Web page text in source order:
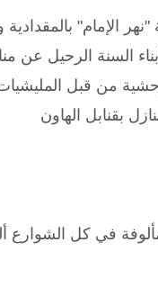
الإمام" بالمقدادية
السنة الرحيل عن
من قبل
بقنابل الهاون
في كل الشوارع